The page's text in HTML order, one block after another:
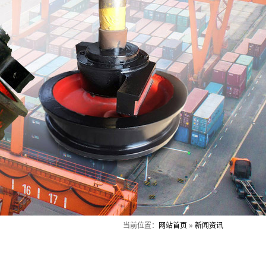
当前位置： 网站首页 » 新闻资讯